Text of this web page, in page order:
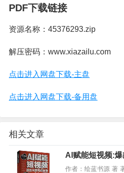
PDF下载链接
资源名称：45376293.zip
解压密码：www.xiazailu.com
点击进入网盘下载-主盘
点击进入网盘下载-备用盘
相关文章
AI赋能短视频:
子书下载
作者：绘蓝书源 著